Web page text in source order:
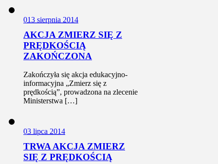
013 sierpnia 2014
AKCJA ZMIERZ SIĘ Z
PRĘDKOŚCIĄ
ZAKOŃCZONA
Zakończyła się akcja edukacyjno-
informacyjna „Zmierz się z
prędkością”, prowadzona na zlecenie
Ministerstwa […]
03 lipca 2014
TRWA AKCJA ZMIERZ
SIĘ Z PRĘDKOŚCIĄ